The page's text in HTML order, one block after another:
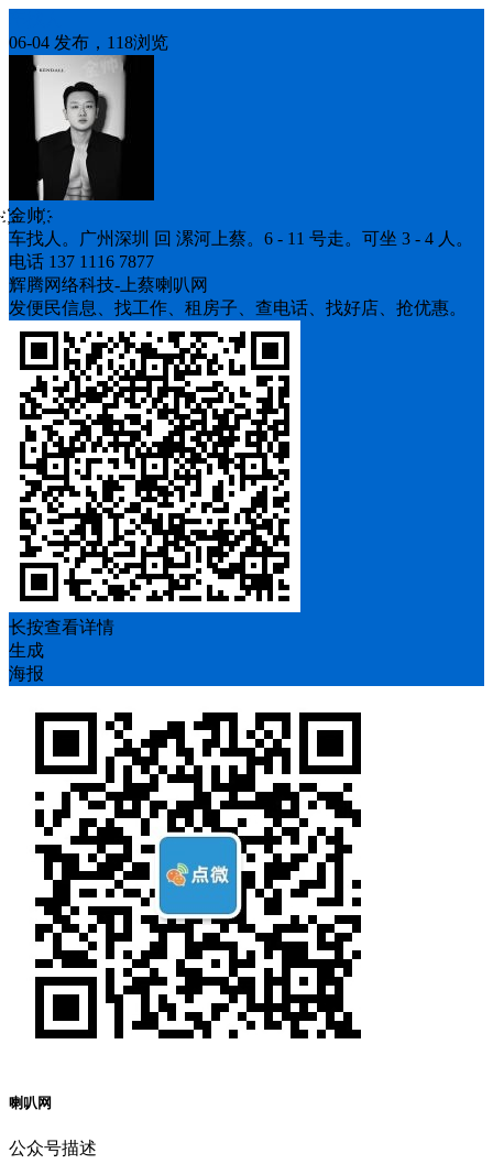
06-04 发布，118浏览
ㅤ҉金帅ㅤ҉
车找人。广州深圳 回 漯河上蔡。6 - 11 号走。可坐 3 - 4 人。
电话 137 1116 7877
辉腾网络科技-上蔡喇叭网
发便民信息、找工作、租房子、查电话、找好店、抢优惠。
长按查看详情
生成
海报
喇叭网
公众号描述